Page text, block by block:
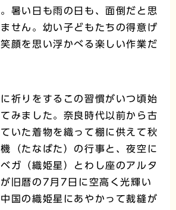
暑い日も雨の日も、面倒だと思
せん。幼い子どもたちの得意げ
顔を思い浮かべる楽しい作業だ
祈りをするこの習慣がいつ頃始
みました。奈良時代以前から古
いた着物を織って棚に供えて秋
（たなばた）の行事と、夜空に
ガ（織姫星）とわし座のアルタ
旧暦の7月7日に空高く光輝い
国の織姫星にあやかって裁縫が